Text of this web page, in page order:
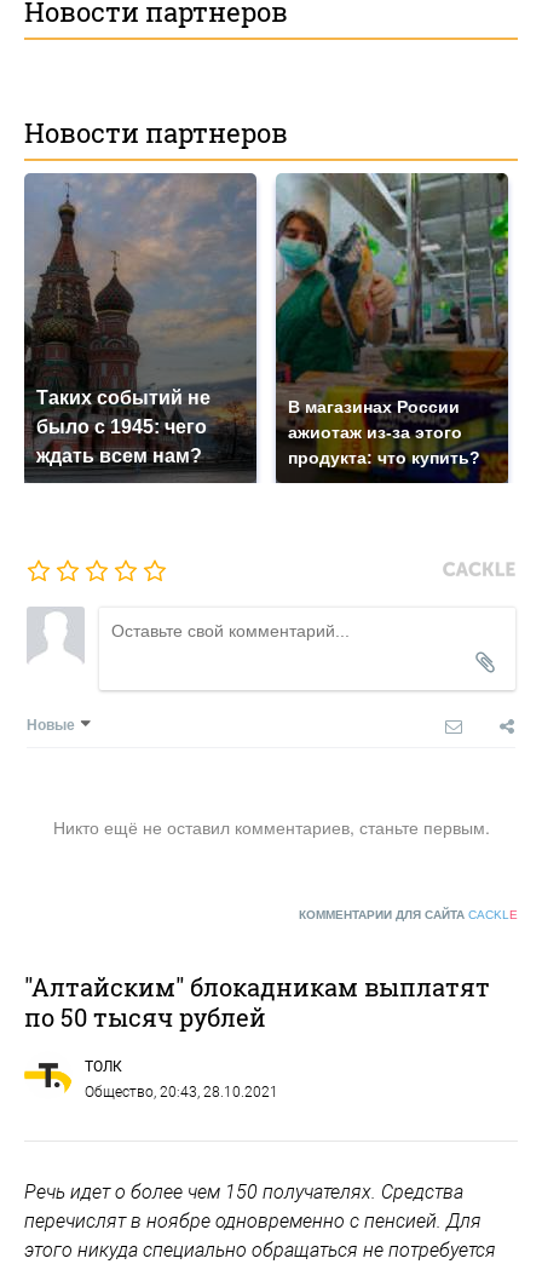
Новости партнеров
Новости партнеров
Таких событий не
было с 1945: чего
ждать всем нам?
В магазинах России
ажиотаж из-за этого
продукта: что купить?
Новые
Никто ещё не оставил комментариев, станьте первым.
КОММЕНТАРИИ ДЛЯ САЙТА CACKL E
"Алтайским" блокадникам выплатят
по 50 тысяч рублей
ТОЛК
Общество, 20:43, 28.10.2021
Речь идет о более чем 150 получателях. Средства
перечислят в ноябре одновременно с пенсией. Для
этого никуда специально обращаться не потребуется